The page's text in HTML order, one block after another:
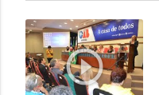
play_circle_outline